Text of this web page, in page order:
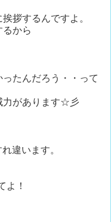
拶するんですよ。
から
たんだろう・・って
があります☆彡
違います。
！